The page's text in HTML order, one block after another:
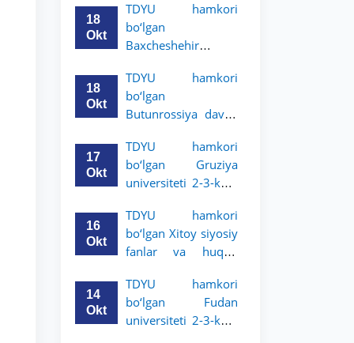
e’lon qildi
akademik mobillik
dasturini e’lon qiladi
18
Okt
TDYU hamkori
bo‘lgan
Baxcheshehir
bosqich talabalari
uchun akademik
mobillik dasturini
18
Okt
TDYU hamkori
bo‘lgan
Butunrossiya davlat
3-kurs talabalari
uchun akademik
mobillik dasturini
17
Okt
TDYU hamkori
bo‘lgan Gruziya
universiteti 2-3-kurs
akademik mobillik
dasturini e’lon qildi
16
Okt
TDYU hamkori
bo‘lgan Xitoy siyosiy
fanlar va huquq
talabalari uchun
akademik mobillik
dasturini e’lon qildi
14
Okt
TDYU hamkori
bo‘lgan Fudan
universiteti 2-3-kurs